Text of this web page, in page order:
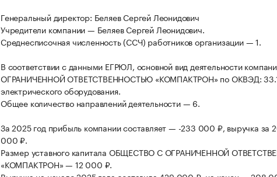
Генеральный директор: Беляев Сергей Леонидович
Учредители компании — Беляев Сергей Леонидович.
Среднесписочная численность (ССЧ) работников организации — 1.
В соответствии с данными ЕГРЮЛ, основной вид деятельности
ОГРАНИЧЕННОЙ ОТВЕТСТВЕННОСТЬЮ «КОМПАКТРОН» по ОКВЭД:
электрического оборудования.
Общее количество направлений деятельности — 6.
За 2025 год прибыль компании составляет — -233 000 ₽, выручка за
000 ₽.
Размер уставного капитала ОБЩЕСТВО С ОГРАНИЧЕННОЙ
«КОМПАКТРОН» — 12 000 ₽.